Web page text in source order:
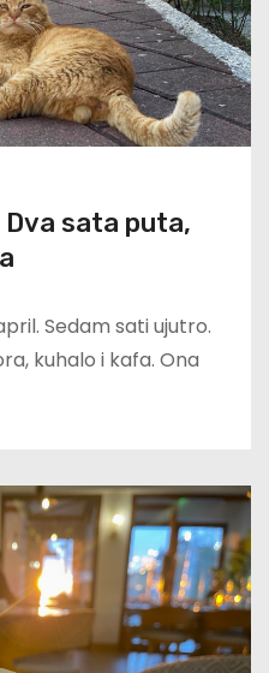
Dva sata puta,
Sedam sati ujutro.
kuhalo i kafa. Ona